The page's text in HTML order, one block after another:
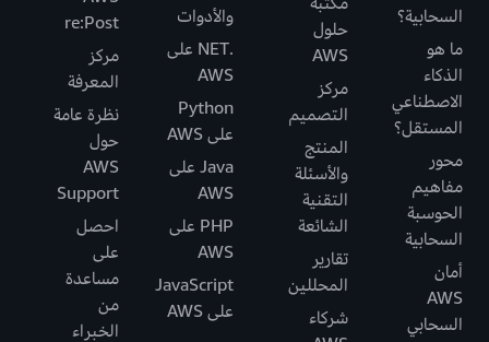
السحابية؟
ما هو
الذكاء
الاصطناعي
المستقل؟
محور
مفاهيم
الحوسبة
السحابية
أمان
AWS
السحابي
حلول
AWS
مركز
التصميم
المنتج
والأسئلة
التقنية
الشائعة
تقارير
المحللين
شركاء
والأدوات
.NET على
AWS
Python
على AWS
Java على
AWS
PHP على
AWS
JavaScript
على AWS
re:Post
مركز
المعرفة
نظرة عامة
حول
AWS
Support
احصل
على
مساعدة
من
الخبراء